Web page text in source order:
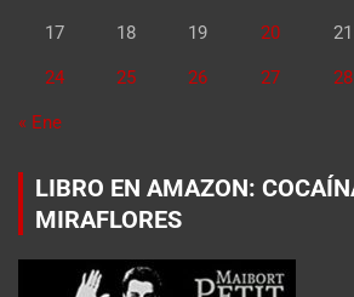
17 18 19 20 21
24 25 26 27 28
« Ene
LIBRO EN AMAZON:
MIRAFLORES